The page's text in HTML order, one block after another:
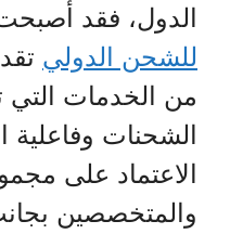
الدول، فقد
للشحن الدولي
من الخدمات
الشحنات وفاعلية
الاعتماد على
والمتخصصين